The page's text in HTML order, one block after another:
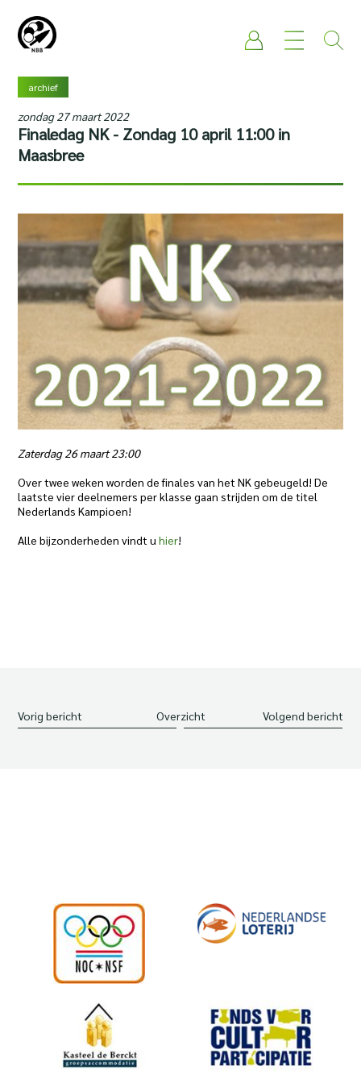
archief
zondag 27 maart 2022
Finaledag NK - Zondag 10 april 11:00 in
Maasbree
Zaterdag 26 maart 23:00
Over twee weken worden de finales van het NK gebeugeld! De
laatste vier deelnemers per klasse gaan strijden om de titel
Nederlands Kampioen!
Alle bijzonderheden vindt uhier!
Vorig bericht Overzicht Volgend bericht